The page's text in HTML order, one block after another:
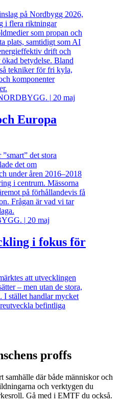
på Nordbygg 2026,
i flera riktningar
som propan och
plats, samtidigt som AI
drift och
betydelse. Bland
tekniker för fri kyla,
komponenter
| 20 maj
Europa
det stora
det om
under åren 2016–2018
i centrum. Mässorna
på förhållandevis få
Frågan är vad vi tar
| 20 maj
i fokus för
att utvecklingen
– men utan de stora,
I stället handlar mycket
befintliga
proffs
samhälle där både människor och
och verktygen du
Gå med i EMTF du också.